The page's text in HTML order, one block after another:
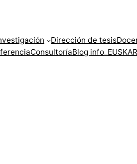
Dirección de tesis
ConsultoríaBlog info